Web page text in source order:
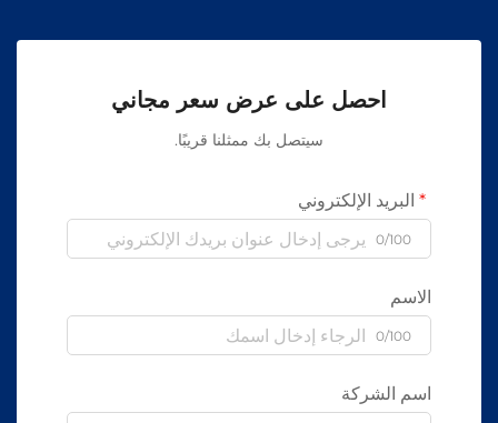
احصل على عرض سعر مجاني
سيتصل بك ممثلنا قريبًا.
البريد الإلكتروني
0/100
الاسم
0/100
اسم الشركة